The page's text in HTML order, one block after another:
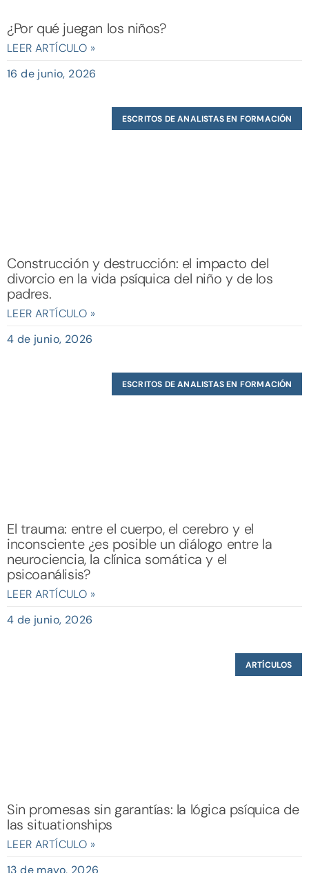
¿Por qué juegan los niños?
LEER ARTÍCULO »
16 de junio, 2026
ESCRITOS DE ANALISTAS EN FORMACIÓN
Construcción y destrucción: el impacto del
divorcio en la vida psíquica del niño y de los
padres.
LEER ARTÍCULO »
4 de junio, 2026
ESCRITOS DE ANALISTAS EN FORMACIÓN
El trauma: entre el cuerpo, el cerebro y el
inconsciente ¿es posible un diálogo entre la
neurociencia, la clínica somática y el
psicoanálisis?
LEER ARTÍCULO »
4 de junio, 2026
ARTÍCULOS
Sin promesas sin garantías: la lógica psíquica de
las situationships
LEER ARTÍCULO »